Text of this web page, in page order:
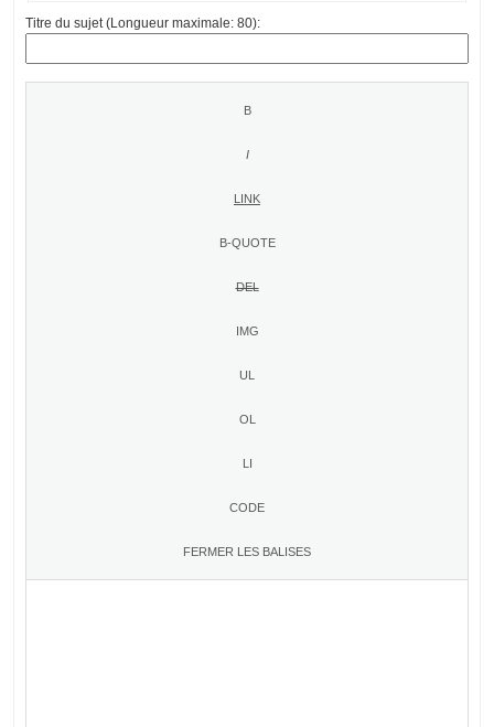
Titre du sujet (Longueur maximale: 80):